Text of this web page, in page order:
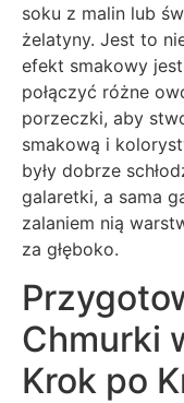
soku z malin lub
żelatyny. Jest to
efekt smakowy
połączyć różne
porzeczki, aby
smakową i
były dobrze
galaretki, a sama
zalaniem nią
za głęboko.
Chmurki
Krok po